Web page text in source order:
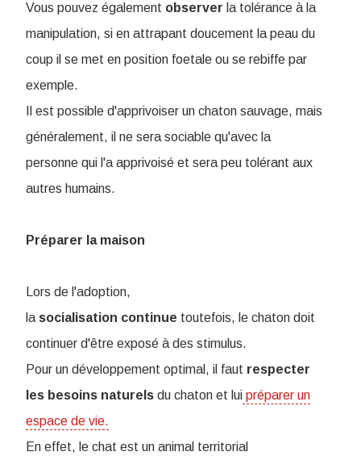
Vous pouvez également observer la tolérance à la
manipulation, si en attrapant doucement la peau du
coup il se met en position foetale ou se rebiffe par
exemple.
Il est possible d'apprivoiser un chaton sauvage, mais
généralement, il ne sera sociable qu'avec la
personne qui l'a apprivoisé et sera peu tolérant aux
autres humains.
Préparer la maison
Lors de l'adoption,
la socialisation continue toutefois, le chaton doit
continuer d'être exposé à des stimulus.
Pour un développement optimal, il faut respecter
les besoins naturels du chaton et lui préparer un
espace de vie.
En effet, le chat est un animal territorial